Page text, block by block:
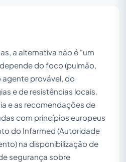
a alternativa não é “um
do foco (pulmão,
agente provável, do
e de resistências locais.
e as recomendações de
com princípios europeus
do Infarmed (Autoridade
na disponibilização de
segurança sobre